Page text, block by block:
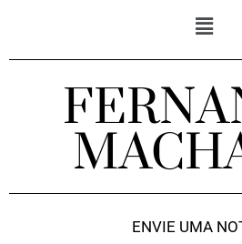
ENVIE UMA